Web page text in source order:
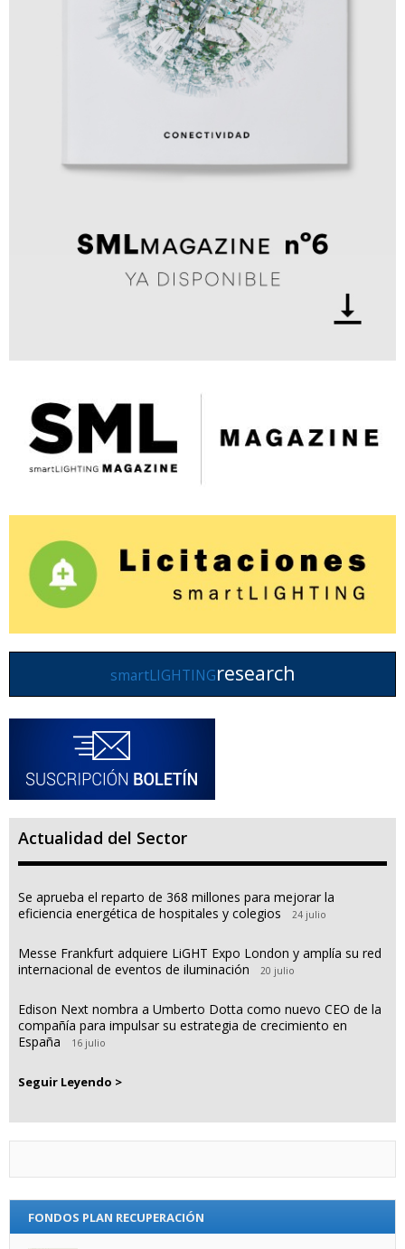
smartLIGHTINGresearch
Actualidad del Sector
Se aprueba el reparto de 368 millones para mejorar la
eficiencia energética de hospitales y colegios
24 julio
Messe Frankfurt adquiere LiGHT Expo London y amplía su red
internacional de eventos de iluminación
20 julio
Edison Next nombra a Umberto Dotta como nuevo CEO de la
compañía para impulsar su estrategia de crecimiento en
España
16 julio
Seguir Leyendo >
FONDOS PLAN RECUPERACIÓN